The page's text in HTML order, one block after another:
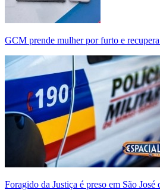
GCM prende mulher por furto e
Foragido da Justiça é preso em São José